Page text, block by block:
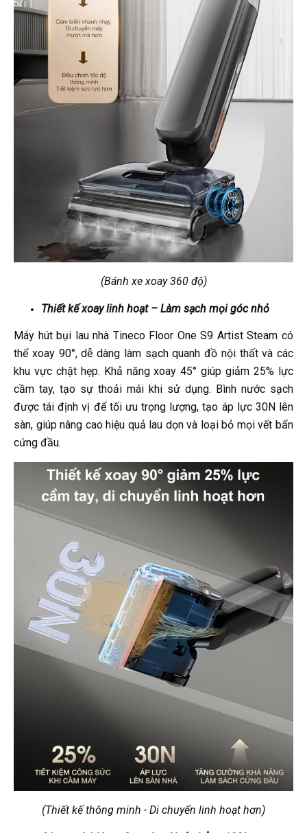
(Bánh xe xoay 360 độ)
Thiết kế xoay linh hoạt – Làm sạch mọi góc nhỏ
Máy hút bụi lau nhà Tineco Floor One S9 Artist Steam có
thể xoay 90°, dễ dàng làm sạch quanh đồ nội thất và các
khu vực chật hẹp. Khả năng xoay 45° giúp giảm 25% lực
cầm tay, tạo sự thoải mái khi sử dụng. Bình nước sạch
được tái định vị để tối ưu trọng lượng, tạo áp lực 30N lên
sàn, giúp nâng cao hiệu quả lau dọn và loại bỏ mọi vết bẩn
cứng đầu.
(Thiết kế thông minh - Di chuyển linh hoạt hơn)